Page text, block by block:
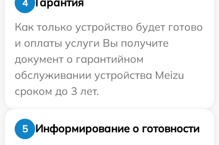
4
Как только устройство будет готово
и оплаты услуги Вы получите
документ о гарантийном
обслуживании устройства Meizu
сроком до 3 лет.
5
Информирование о готовности